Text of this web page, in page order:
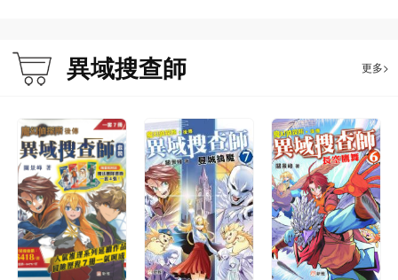
異域搜查師 更多>